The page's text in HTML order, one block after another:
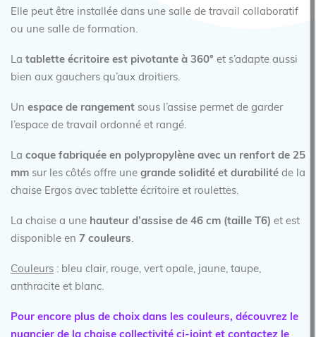
Elle peut être installée dans une salle de travail collaboratif
ou une salle de formation.
La tablette écritoire est pivotante à 360° et s’adapte aussi
bien aux gauchers qu’aux droitiers.
Un espace de rangement sous l’assise permet de garder
l’espace de travail ordonné et rangé.
La coque fabriquée en polypropylène avec un renfort de 25
mm sur les côtés offre une grande solidité et durabilité de la
chaise Ergos avec tablette écritoire et roulettes.
La chaise a une hauteur d’assise de 46 cm (taille T6) et est
disponible en 7 couleurs.
Couleurs : bleu clair, rouge, vert opale, jaune, taupe,
anthracite et blanc.
Pour encore plus de choix dans les couleurs, découvrez le